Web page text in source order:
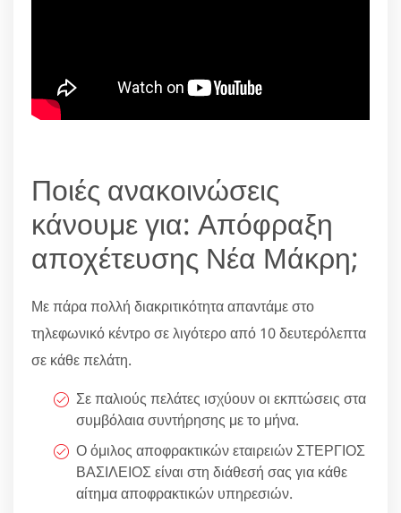
Ποιές ανακοινώσεις
κάνουμε για: Απόφραξη
αποχέτευσης Νέα Μάκρη;
Με πάρα πολλή διακριτικότητα απαντάμε στο
τηλεφωνικό κέντρο σε λιγότερο από 10 δευτερόλεπτα
σε κάθε πελάτη.
Σε παλιούς πελάτες ισχύουν οι εκπτώσεις στα
συμβόλαια συντήρησης με το μήνα.
Ο όμιλος αποφρακτικών εταιρειών ΣΤΕΡΓΙΟΣ
ΒΑΣΙΛΕΙΟΣ είναι στη διάθεσή σας για κάθε
αίτημα αποφρακτικών υπηρεσιών.